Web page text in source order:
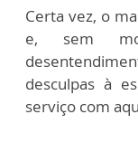
Certa vez, o
e, sem
desculpas à
serviço com